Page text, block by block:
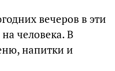
вечеров в эти
на человека. В
напитки и